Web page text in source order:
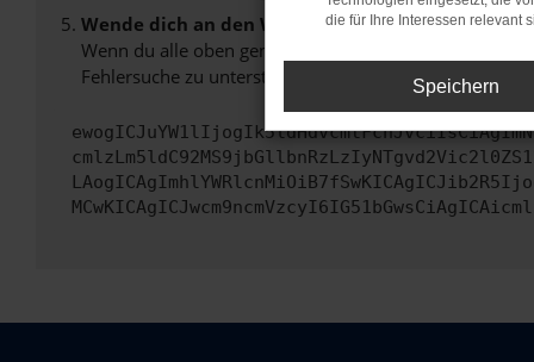
Wende dich an den Webseitenbetreiber.
Wenn du alle oben genannten Schritte versucht hast,
Fehlersuche zu unterstützen:
die für Ihre Interessen relevant
Speichern